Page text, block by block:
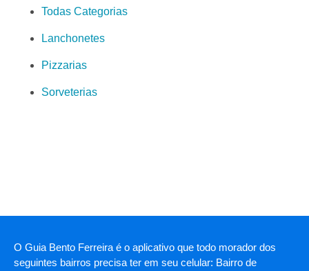
Todas Categorias
Lanchonetes
Pizzarias
Sorveterias
O Guia Bento Ferreira é o aplicativo que todo morador dos
seguintes bairros precisa ter em seu celular: Bairro de